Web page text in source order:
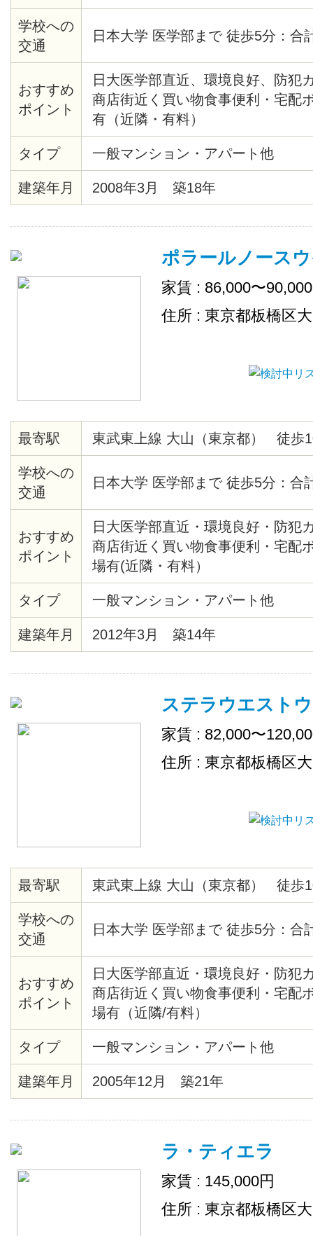
学校への
交通
日本大学 医学部まで 徒歩5分：合
おすすめ
ポイント
日大医学部直近、環境良好、防犯
商店街近く買い物食事便利・宅配
有（近隣・有料）
タイプ 一般マンション・アパート他
建築年月 2008年3月 築18年
ポラールノース
家賃 : 86,000〜
住所 : 東京都板橋区
最寄駅 東武東上線 大山（東京都） 徒歩
学校への
交通
日本大学 医学部まで 徒歩5分：合
おすすめ
ポイント
日大医学部直近・環境良好・防犯
商店街近く買い物食事便利・宅配
場有(近隣・有料）
タイプ 一般マンション・アパート他
建築年月 2012年3月 築14年
ステラウエスト
家賃 : 82,000〜
住所 : 東京都板橋区
最寄駅 東武東上線 大山（東京都） 徒歩
学校への
交通
日本大学 医学部まで 徒歩5分：合
おすすめ
ポイント
日大医学部直近・環境良好・防犯
商店街近く買い物食事便利・宅配
場有（近隣/有料）
タイプ 一般マンション・アパート他
建築年月 2005年12月 築21年
ラ・ティエラ
家賃 : 145,000円
住所 : 東京都板橋区